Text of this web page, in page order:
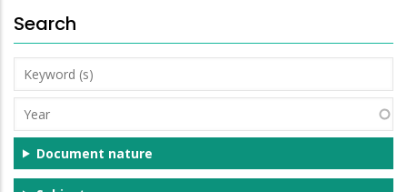
Search
Keyword
(s)
Year
Document nature